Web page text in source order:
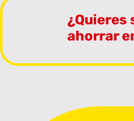
¿Quieres
ahorrar